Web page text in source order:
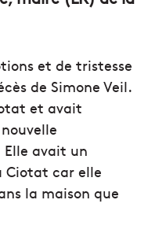
et de tristesse
de Simone Veil.
et avait
Elle avait un
car elle
la maison que